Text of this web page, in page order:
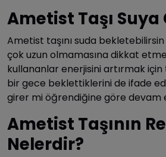
Ametist Taşı Suya
Ametist taşını suda
çok uzun olmamasına dikkat
kullananlar enerjisini artırmak
bir gece beklettiklerini de ifade
girer mi öğrendiğine göre devam
Ametist Taşının
Nelerdir?